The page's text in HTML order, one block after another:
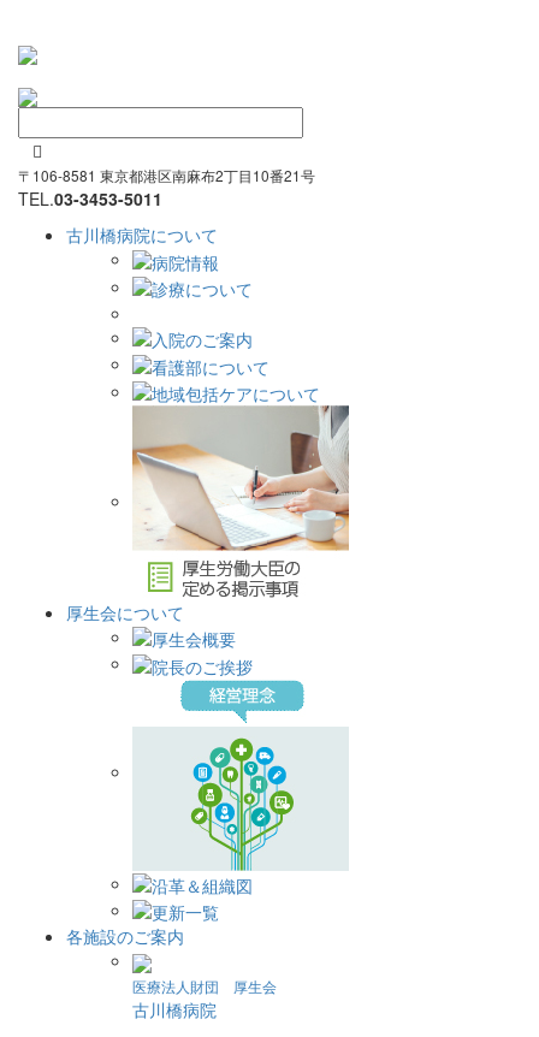

〒106-8581 東京都港区南麻布2丁目10番21号
TEL.03-3453-5011
古川橋病院について
厚生会について
各施設のご案内
医療法人財団 厚生会
古川橋病院